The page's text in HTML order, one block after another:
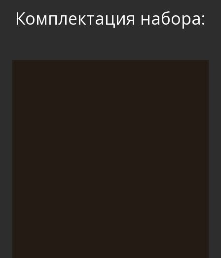
Комплектация набора: